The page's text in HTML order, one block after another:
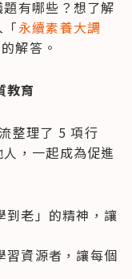
有哪些？想了解
永續素養大調
解答。
教育
整理了 5 項行
，一起成為促進
到老」的精神，讓
習資源者，讓每個